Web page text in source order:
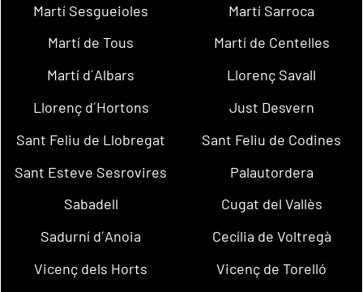
Martí Sesgueioles
Martí Sarroca
Martí de Tous
Martí de Centelles
Martí d´Albars
Llorenç Savall
Llorenç d´Hortons
Just Desvern
Sant Feliu de Llobregat
Sant Feliu de Codines
Sant Esteve Sesrovires
Palautordera
Sabadell
Cugat del Vallès
Sadurní d´Anoia
Cecília de Voltregà
Vicenç dels Horts
Vicenç de Torelló